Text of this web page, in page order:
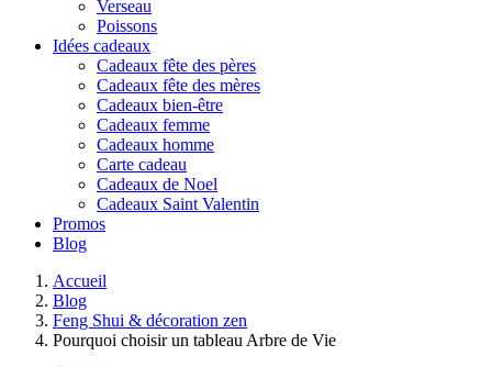
Verseau
Poissons
Idées cadeaux
Cadeaux fête des pères
Cadeaux fête des mères
Cadeaux bien-être
Cadeaux femme
Cadeaux homme
Carte cadeau
Cadeaux de Noel
Cadeaux Saint Valentin
Promos
Blog
Accueil
Blog
Feng Shui & décoration zen
Pourquoi choisir un tableau Arbre de Vie